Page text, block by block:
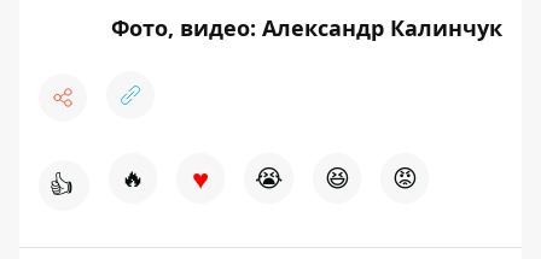
Фото, видео: Александр Калинчук
👍 🔥 ♥ 😭 😆 😡